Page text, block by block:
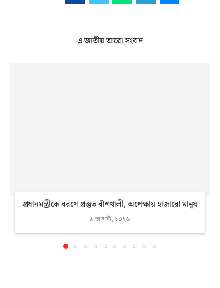
এ জাতীয় আরো সংবাদ
প্রধানমন্ত্রীকে বরণে প্রস্তুত বাঁশখালী, অপেক্ষায় হাজারো মানুষ
৯ আগস্ট, ২০২৬